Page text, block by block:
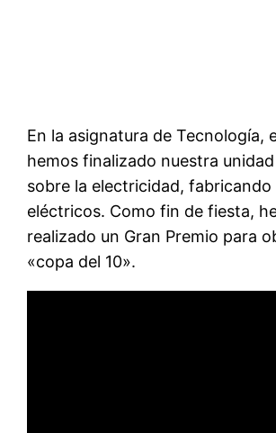
En la asignatura de Tecnología,
hemos finalizado nuestra
sobre la electricidad, fabricando
eléctricos. Como fin de fiesta,
realizado un Gran Premio para
«copa del 10».